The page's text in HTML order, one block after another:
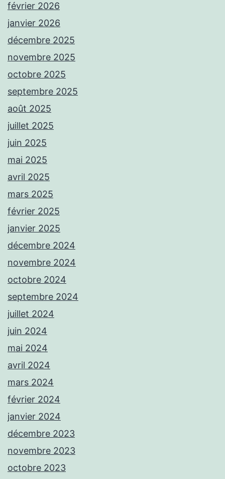
février 2026
janvier 2026
décembre 2025
novembre 2025
octobre 2025
septembre 2025
août 2025
juillet 2025
juin 2025
mai 2025
avril 2025
mars 2025
février 2025
janvier 2025
décembre 2024
novembre 2024
octobre 2024
septembre 2024
juillet 2024
juin 2024
mai 2024
avril 2024
mars 2024
février 2024
janvier 2024
décembre 2023
novembre 2023
octobre 2023